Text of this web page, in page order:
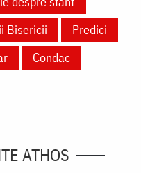
Bisericii
Predici
Condac
ATHOS